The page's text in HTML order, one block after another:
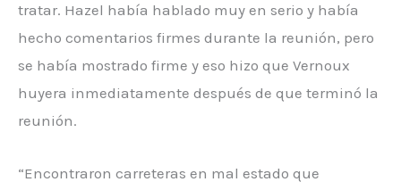
tratar. Hazel había hablado muy en serio y había
hecho comentarios firmes durante la reunión, pero
se había mostrado firme y eso hizo que Vernoux
huyera inmediatamente después de que terminó la
reunión.
“Encontraron carreteras en mal estado que